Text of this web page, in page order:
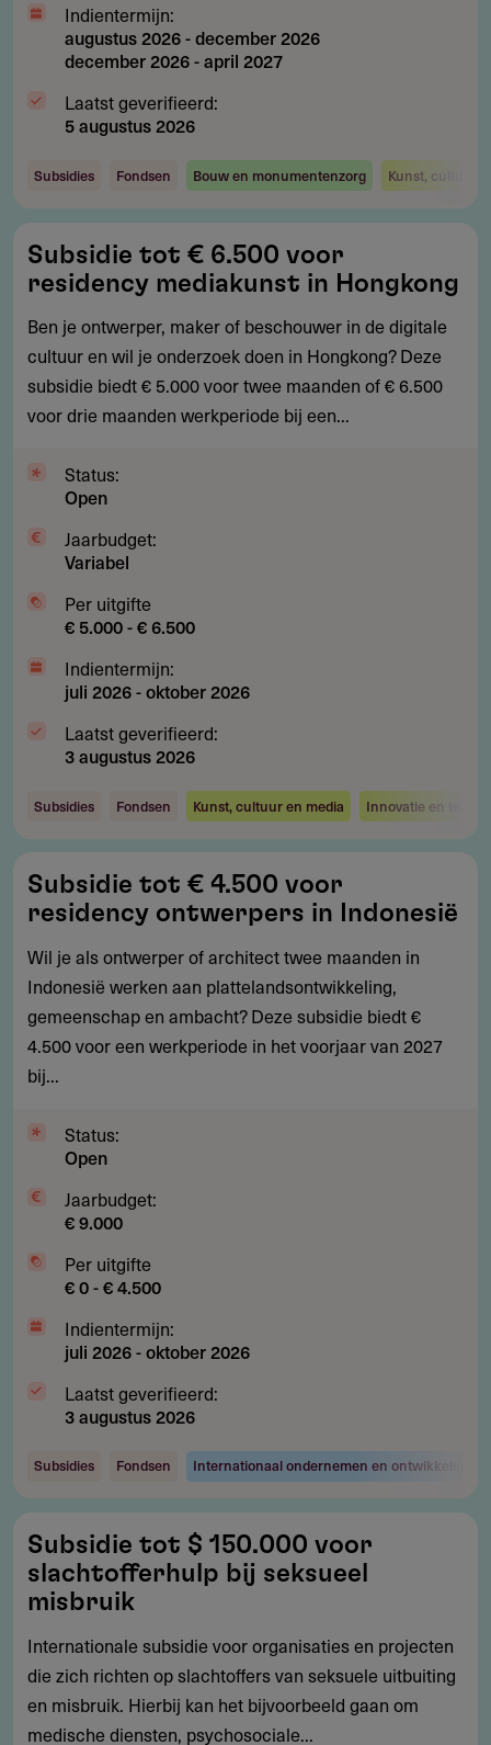
Indientermijn:
augustus 2026-december 2026
december 2026-april 2027
Laatst geverifieerd:
5 augustus 2026
Subsidies Fondsen Bouw en monumentenzorg Kunst, cultuur
tot
€
6.500
voor
residency
mediakunst
Hongkong
Subsidie tot € 6.500 voor
residency mediakunst in Hongkong
Ben je ontwerper, maker of beschouwer in de digitale
cultuur en wil je onderzoek doen in Hongkong? Deze
subsidie biedt € 5.000 voor twee maanden of € 6.500
voor drie maanden werkperiode bij een...
Status:
Open
Jaarbudget:
Variabel
Per uitgifte
€ 5.000 - € 6.500
Indientermijn:
juli 2026-oktober 2026
Laatst geverifieerd:
3 augustus 2026
Subsidies Fondsen Kunst, cultuur en media Innovatie en
tot
€
4.500
voor
residency
ontwerpers
in
Subsidie tot € 4.500 voor
residency ontwerpers in Indonesië
Wil je als ontwerper of architect twee maanden in
Indonesië werken aan plattelandsontwikkeling,
gemeenschap en ambacht? Deze subsidie biedt €
4.500 voor een werkperiode in het voorjaar van 2027
bij...
Status:
Open
Jaarbudget:
€ 9.000
Per uitgifte
€ 0 - € 4.500
Indientermijn:
juli 2026-oktober 2026
Laatst geverifieerd:
3 augustus 2026
Subsidies Fondsen Internationaal ondernemen en
tot
$
150.000
voor
slachtofferhulp
bij
seksueel
Subsidie tot $ 150.000 voor
slachtofferhulp bij seksueel
misbruik
Internationale subsidie voor organisaties en projecten
die zich richten op slachtoffers van seksuele uitbuiting
en misbruik. Hierbij kan het bijvoorbeeld gaan om
medische diensten, psychosociale...